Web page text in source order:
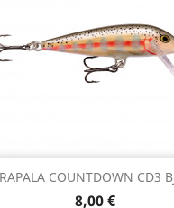
RAPALA COUNTDOWN CD3
Precio
8,00 €
Vista rápida